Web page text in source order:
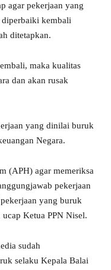
agar pekerjaan yang
kembali
ditetapkan.
maka kualitas
dan akan rusak
yang dinilai buruk
Negara.
(APH) agar memeriksa
pekerjaan
yang buruk
Ketua PPN Nisel.
sudah
selaku Kepala Balai